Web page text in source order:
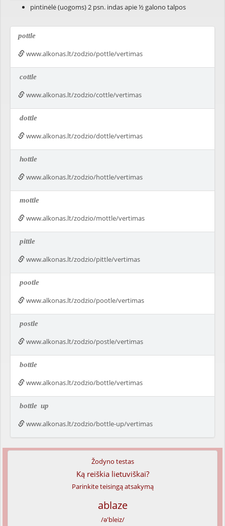
pintinėlė (uogoms) 2 psn. indas apie ½ galono talpos
pottle
www.alkonas.lt/zodzio/pottle/vertimas
cottle
www.alkonas.lt/zodzio/cottle/vertimas
dottle
www.alkonas.lt/zodzio/dottle/vertimas
hottle
www.alkonas.lt/zodzio/hottle/vertimas
mottle
www.alkonas.lt/zodzio/mottle/vertimas
pittle
www.alkonas.lt/zodzio/pittle/vertimas
pootle
www.alkonas.lt/zodzio/pootle/vertimas
postle
www.alkonas.lt/zodzio/postle/vertimas
bottle
www.alkonas.lt/zodzio/bottle/vertimas
bottle up
www.alkonas.lt/zodzio/bottle-up/vertimas
Žodyno testas
Ką reiškia lietuviškai?
Parinkite teisingą atsakymą
ablaze
/ə'bleiz/